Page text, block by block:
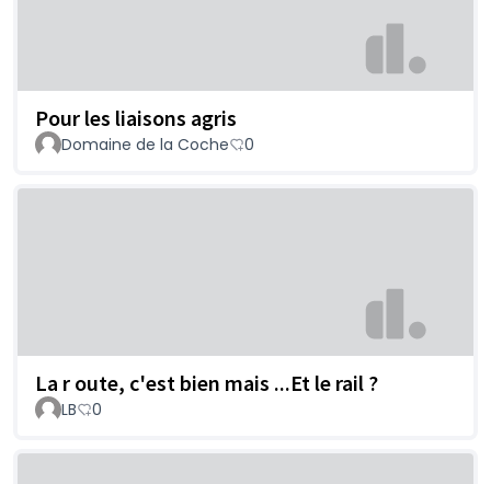
Pour les liaisons agris
Domaine de la Coche 0
La r oute, c'est bien mais ...Et le rail ?
LB 0